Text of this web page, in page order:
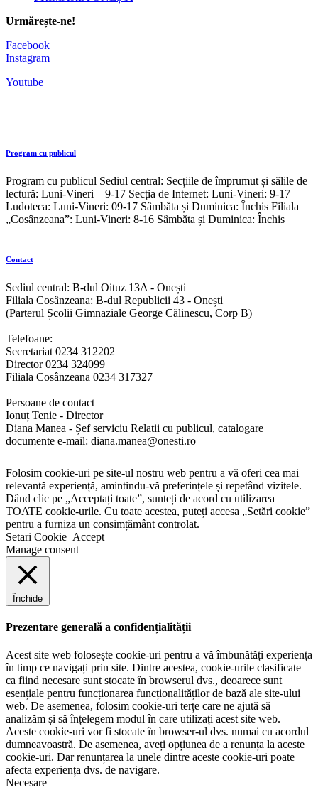
Urmărește-ne!
Facebook
Instagram
Youtube
Program cu publicul
Program cu publicul Sediul central: Secțiile de împrumut și sălile de
lectură: Luni-Vineri – 9-17 Secția de Internet: Luni-Vineri: 9-17
Ludoteca: Luni-Vineri: 09-17 Sâmbăta și Duminica: Închis Filiala
„Cosânzeana”: Luni-Vineri: 8-16 Sâmbăta și Duminica: Închis
Contact
Sediul central: B-dul Oituz 13A - Onești
Filiala Cosânzeana: B-dul Republicii 43 - Onești
(Parterul Școlii Gimnaziale George Călinescu, Corp B)
Telefoane:
Secretariat 0234 312202
Director 0234 324099
Filiala Cosânzeana 0234 317327
Persoane de contact
Ionuț Tenie - Director
Diana Manea - Șef serviciu Relatii cu publicul, catalogare
documente e-mail: diana.manea@onesti.ro
Folosim cookie-uri pe site-ul nostru web pentru a vă oferi cea mai
relevantă experiență, amintindu-vă preferințele și repetând vizitele.
Dând clic pe „Acceptați toate”, sunteți de acord cu utilizarea
TOATE cookie-urile. Cu toate acestea, puteți accesa „Setări cookie”
pentru a furniza un consimțământ controlat.
Setari Cookie Accept
Manage consent
Închide
Prezentare generală a confidențialității
Acest site web folosește cookie-uri pentru a vă îmbunătăți experiența
în timp ce navigați prin site. Dintre acestea, cookie-urile clasificate
ca fiind necesare sunt stocate în browserul dvs., deoarece sunt
esențiale pentru funcționarea funcționalităților de bază ale site-ului
web. De asemenea, folosim cookie-uri terțe care ne ajută să
analizăm și să înțelegem modul în care utilizați acest site web.
Aceste cookie-uri vor fi stocate în browser-ul dvs. numai cu acordul
dumneavoastră. De asemenea, aveți opțiunea de a renunța la aceste
cookie-uri. Dar renunțarea la unele dintre aceste cookie-uri poate
afecta experiența dvs. de navigare.
Necesare